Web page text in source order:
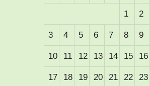
1 2
3 4 5 6 7 8 9
10 11 12 13 14 15 16
17 18 19 20 21 22 23